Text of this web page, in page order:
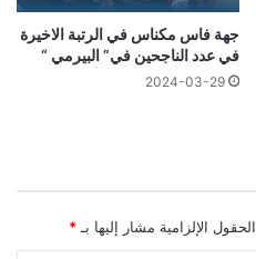
جهة فاس مكناس في الرتبة الاخيرة
في عدد الناجحين في” البيرمي “
2024-03-29
الحقول الإلزامية مشار إليها بـ *